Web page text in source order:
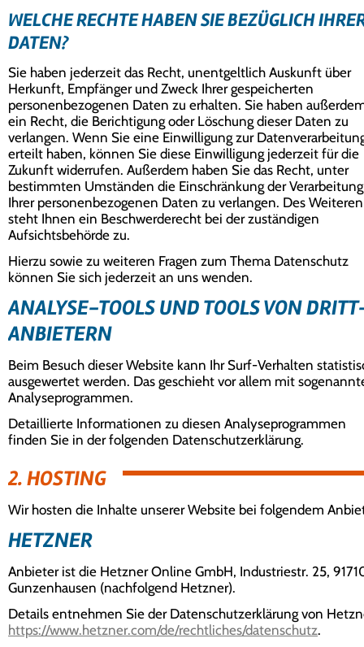
WELCHE RECHTE HABEN SIE BEZÜGLICH
DATEN?
Sie haben jederzeit das Recht, unentgeltlich Auskunft über
Herkunft, Empfänger und Zweck Ihrer gespeicherten
personenbezogenen Daten zu erhalten. Sie haben
ein Recht, die Berichtigung oder Löschung dieser Daten zu
verlangen. Wenn Sie eine Einwilligung zur
erteilt haben, können Sie diese Einwilligung jederzeit für die
Zukunft widerrufen. Außerdem haben Sie das Recht, unter
bestimmten Umständen die Einschränkung der Verarbeitung
Ihrer personenbezogenen Daten zu verlangen. Des Weiteren
steht Ihnen ein Beschwerderecht bei der zuständigen
Aufsichtsbehörde zu.
Hierzu sowie zu weiteren Fragen zum Thema Datenschutz
können Sie sich jederzeit an uns wenden.
ANALYSE-TOOLS UND TOOLS VON
ANBIETERN
Beim Besuch dieser Website kann Ihr Surf-Verhalten
ausgewertet werden. Das geschieht vor allem mit
Analyseprogrammen.
Detaillierte Informationen zu diesen Analyseprogrammen
finden Sie in der folgenden Datenschutzerklärung.
2. HOSTING
Wir hosten die Inhalte unserer Website bei folgendem
HETZNER
Anbieter ist die Hetzner Online GmbH, Industriestr. 25,
Gunzenhausen (nachfolgend Hetzner).
Details entnehmen Sie der Datenschutzerklärung von
https://www.hetzner.com/de/rechtliches/datenschutz.